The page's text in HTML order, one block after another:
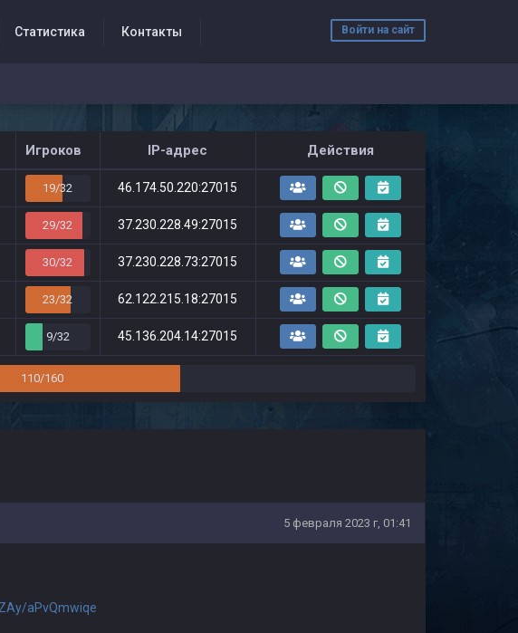
Войти на сайт
Статистика Контакты
Игроков IP-адрес Действия
19/32 46.174.50.220:27015
29/32 37.230.228.49:27015
30/32 37.230.228.73:27015
23/32 62.122.215.18:27015
9/32 45.136.204.14:27015
110/160
5 февраля 2023 г, 01:41
aPvQmwiqe